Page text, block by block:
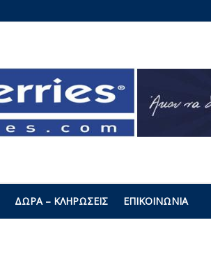
ΔΏΡΑ – ΚΛΗΡΏΣΕΙΣ ΕΠΙΚΟΙΝΩΝΊΑ